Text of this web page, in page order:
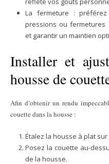
La fermeture :
pressions ou fermetures
et garantir un maintien
Installer et
housse de
Afin d’obtenir un rendu
couette dans la housse :
Étalez la housse à plat
Posez la couette au-
de la housse.